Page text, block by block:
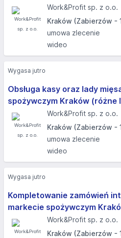
Work&Profit sp. z o.o.
Kraków (Zabierzów -
umowa zlecenie
wideo
Obsługa kasy oraz lady
spożywczym Kraków (różne
Work&Profit sp. z o.o.
Kraków (Zabierzów -
umowa zlecenie
wideo
Wygasa jutro
Kompletowanie zamówień
markecie spożywczym
Work&Profit sp. z o.o.
Kraków (Zabierzów -
Wygasa jutro